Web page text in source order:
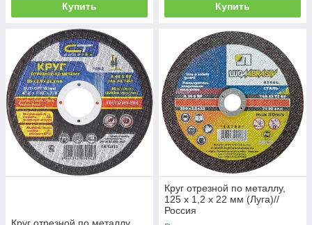
Купить Купить
Круг отрезной по металлу,
125 х 1,2 х 22 мм (Луга)//
Россия